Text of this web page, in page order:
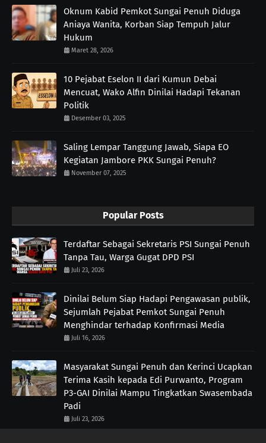
Oknum Kabid Pemkot Sungai Penuh Diduga
Aniaya Wanita, Korban Siap Tempuh Jalur
Hukum
Maret 28, 2026
10 Pejabat Eselon II dari Kumun Debai
Mencuat, Wako Alfin Dinilai Hadapi Tekanan
Politik
Desember 03, 2025
Saling Lempar Tanggung Jawab, Siapa EO
Kegiatan Jambore PKK Sungai Penuh?
November 07, 2025
Popular Posts
Terdaftar Sebagai Sekretaris PSI Sungai Penuh
Tanpa Tau, Warga Gugat DPD PSI
Juli 23, 2026
Dinilai Belum Siap Hadapi Pengawasan publik,
Sejumlah Pejabat Pemkot Sungai Penuh
Menghindar terhadap Konfirmasi Media
Juli 16, 2026
Masyarakat Sungai Penuh dan Kerinci Ucapkan
Terima Kasih kepada Edi Purwanto, Program
P3-GAI Dinilai Mampu Tingkatkan Swasembada
Padi
Juli 23, 2026